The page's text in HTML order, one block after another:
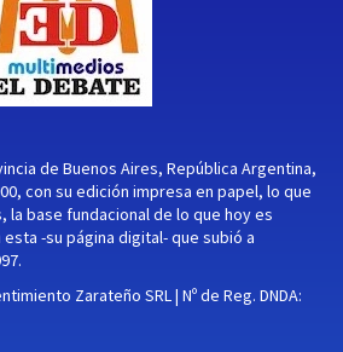
de Buenos Aires, República Argentina,
con su edición impresa en papel, lo que
la base fundacional de lo que hoy es
esta -su página digital- que subió a
Zarateño SRL | Nº de Reg. DNDA: